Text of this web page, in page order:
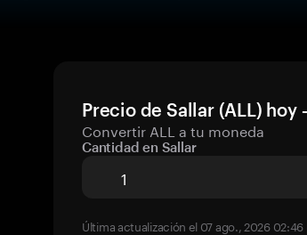
Precio de Sallar (ALL)
Convertir ALL a tu moneda
Cantidad en Sallar
Última actualización el 07 ago., 2026